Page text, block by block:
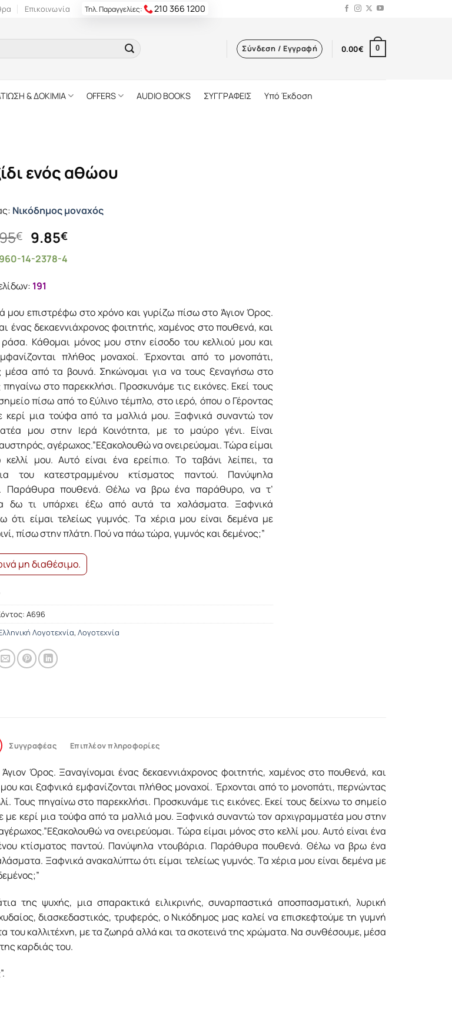
Επικοινωνία Τηλ. Παραγγελίες: 210 366 1200
Σύνδεση / Εγγραφή 0.00€ 0
& ΔΟΚΙΜΙΑ OFFERS AUDIO BOOKS ΣΥΓΓΡΑΦΕΙΣ Υπό Έκδοση
ενός αθώου
Νικόδημος μοναχός
€ Original
price
was:
10.95€.
9.85€Η
τιμή
14-2378-4
191
μου επιστρέφω στο χρόνο και γυρίζω πίσω στο Άγιον Όρος.
ένας δεκαεννιάχρονος φοιτητής, χαμένος στο πουθενά, και
Κάθομαι μόνος μου στην είσοδο του κελλιού μου και
πλήθος μοναχοί. Έρχονται από το μονοπάτι,
μέσα από τα βουνά. Σηκώνομαι για να τους ξεναγήσω στο
πηγαίνω στο παρεκκλήσι. Προσκυνάμε τις εικόνες. Εκεί τους
πίσω από το ξύλινο τέμπλο, στο ιερό, όπου ο Γέροντας
κερί μια τούφα από τα μαλλιά μου. Ξαφνικά συναντώ τον
μου στην Ιερά Κοινότητα, με το μαύρο γένι. Είναι
αγέρωχος.”Εξακολουθώ να ονειρεύομαι. Τώρα είμαι
μου. Αυτό είναι ένα ερείπιο. Το ταβάνι λείπει, τα
του κατεστραμμένου κτίσματος παντού. Πανύψηλα
Παράθυρα πουθενά. Θέλω να βρω ένα παράθυρο, να τ’
δω τι υπάρχει έξω από αυτά τα χαλάσματα. Ξαφνικά
ότι είμαι τελείως γυμνός. Τα χέρια μου είναι δεμένα με
πίσω στην πλάτη. Πού να πάω τώρα, γυμνός και δεμένος;”
μη διαθέσιμο.
Α696
Λογοτεχνία,Λογοτεχνία
Συγγραφέας Επιπλέον πληροφορίες
Όρος. Ξαναγίνομαι ένας δεκαεννιάχρονος φοιτητής, χαμένος στο πουθενά, και
και ξαφνικά εμφανίζονται πλήθος μοναχοί. Έρχονται από το μονοπάτι, περνώντας
Τους πηγαίνω στο παρεκκλήσι. Προσκυνάμε τις εικόνες. Εκεί τους δείχνω το σημείο
με κερί μια τούφα από τα μαλλιά μου. Ξαφνικά συναντώ τον αρχιγραμματέα μου στην
να ονειρεύομαι. Τώρα είμαι μόνος στο κελλί μου. Αυτό είναι ένα
κτίσματος παντού. Πανύψηλα ντουβάρια. Παράθυρα πουθενά. Θέλω να βρω ένα
Ξαφνικά ανακαλύπτω ότι είμαι τελείως γυμνός. Τα χέρια μου είναι δεμένα με
της ψυχής, μια σπαρακτικά ειλικρινής, συναρπαστικά αποσπασματική, λυρική
διασκεδαστικός, τρυφερός, ο Νικόδημος μας καλεί να επισκεφτούμε τη γυμνή
καλλιτέχνη, με τα ζωηρά αλλά και τα σκοτεινά της χρώματα. Να συνθέσουμε, μέσα
καρδιάς του.